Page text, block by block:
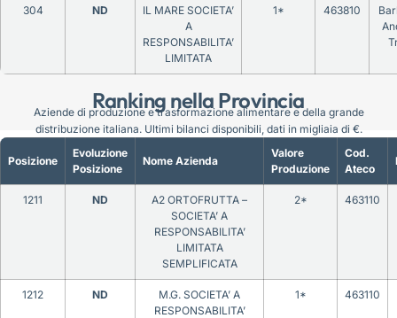
Ranking nella Provincia
304 ND
IL MARE SOCIETA’
A
RESPONSABILITA’
LIMITATA
1* 463810
Posizione
Evoluzione
Posizione
Nome Azienda
Valore
Produzione
Cod.
Ateco
1211 ND
A2 ORTOFRUTTA –
SOCIETA’ A
RESPONSABILITA’
LIMITATA
SEMPLIFICATA
2* 463110
1212 ND
M.G. SOCIETA’ A
RESPONSABILITA’
1* 463110
Aziende di produzione e trasformazione alimentare e della grande
distribuzione italiana. Ultimi bilanci disponibili, dati in migliaia di €.